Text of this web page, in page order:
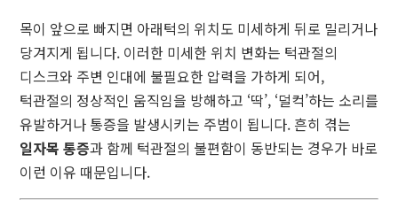
목이 앞으로 빠지면 아래턱의 위치도 미세하게 뒤로 밀리거나
당겨지게 됩니다. 이러한 미세한 위치 변화는 턱관절의
디스크와 주변 인대에 불필요한 압력을 가하게 되어,
턱관절의 정상적인 움직임을 방해하고 ‘딱’, ‘덜컥’하는 소리를
유발하거나 통증을 발생시키는 주범이 됩니다. 흔히 겪는
일자목 통증과 함께 턱관절의 불편함이 동반되는 경우가 바로
이런 이유 때문입니다.